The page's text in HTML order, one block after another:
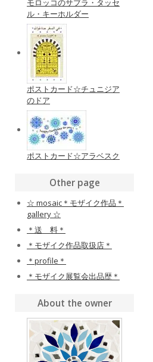
モロッコのサブラ・タッセ
ル・キーホルダー
ポストカード☆チュニジア
のドア
ポストカード☆アラベスク
Other page
☆ mosaic＊モザイク作品＊
gallery ☆
＊送 料＊
＊モザイク作品取扱店＊
＊profile＊
＊モザイク展覧会出品歴＊
About the owner